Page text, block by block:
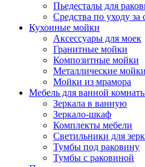
Пьедесталы для
Средства по уходу за
Кухонные мойки
Аксессуары для моек
Гранитные мойки
Композитные мойки
Металлические мойки
Мойки из мрамора
Мебель для ванной
Зеркала в ванную
Зеркало-шкаф
Комплекты мебели
Светильники для
Тумбы под раковину
Тумбы с раковиной